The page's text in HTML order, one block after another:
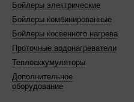
v6 нет теплообменника —
Бойлеры электрические
Бойлеры комбинированные
Бойлеры косвенного нагрева
Проточные водонагреватели
Теплоаккумуляторы
Дополнительное
оборудование